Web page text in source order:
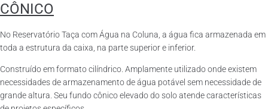
CÔNICO
No Reservatório Taça com Água na Coluna, a água fica armazenada em
toda a estrutura da caixa, na parte superior e inferior.
Construído em formato cilíndrico. Amplamente utilizado onde existem
necessidades de armazenamento de água potável sem necessidade de
grande altura. Seu fundo cônico elevado do solo atende características